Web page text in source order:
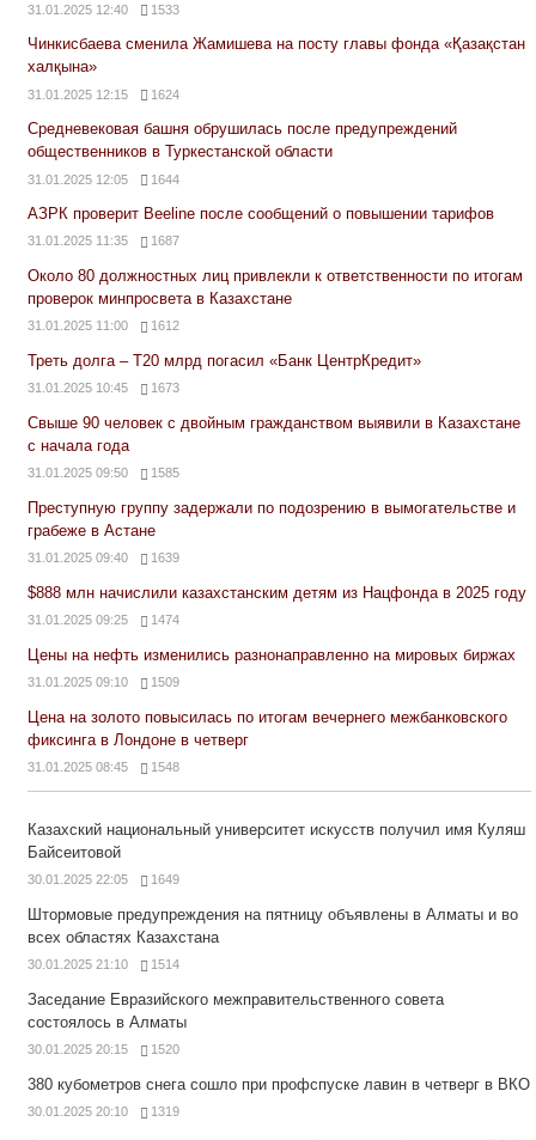
31.01.2025 12:40 1533
Чинкисбаева сменила Жамишева на посту главы фонда «Қазақстан
халқына»
31.01.2025 12:15 1624
Средневековая башня обрушилась после предупреждений
общественников в Туркестанской области
31.01.2025 12:05 1644
АЗРК проверит Beeline после сообщений о повышении тарифов
31.01.2025 11:35 1687
Около 80 должностных лиц привлекли к ответственности по итогам
проверок минпросвета в Казахстане
31.01.2025 11:00 1612
Треть долга – Т20 млрд погасил «Банк ЦентрКредит»
31.01.2025 10:45 1673
Свыше 90 человек с двойным гражданством выявили в Казахстане
с начала года
31.01.2025 09:50 1585
Преступную группу задержали по подозрению в вымогательстве и
грабеже в Астане
31.01.2025 09:40 1639
$888 млн начислили казахстанским детям из Нацфонда в 2025 году
31.01.2025 09:25 1474
Цены на нефть изменились разнонаправленно на мировых биржах
31.01.2025 09:10 1509
Цена на золото повысилась по итогам вечернего межбанковского
фиксинга в Лондоне в четверг
31.01.2025 08:45 1548
Казахский национальный университет искусств получил имя Куляш
Байсеитовой
30.01.2025 22:05 1649
Штормовые предупреждения на пятницу объявлены в Алматы и во
всех областях Казахстана
30.01.2025 21:10 1514
Заседание Евразийского межправительственного совета
состоялось в Алматы
30.01.2025 20:15 1520
380 кубометров снега сошло при профспуске лавин в четверг в ВКО
30.01.2025 20:10 1319